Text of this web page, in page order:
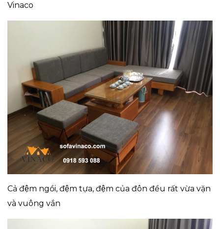
Vinaco
Cả đệm ngồi, đệm tựa, đệm của đôn đều rất vừa vặn
và vuông vắn